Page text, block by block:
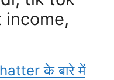
income,
के बारे में